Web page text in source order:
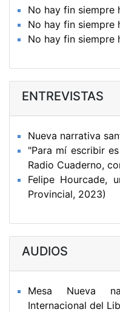
No hay fin siempre
No hay fin siempre
No hay fin siempre
ENTREVISTAS
Nueva narrativa
"Para mí escribir
Radio Cuaderno,
Felipe Hourcade,
Provincial, 2023)
AUDIOS
Mesa Nueva
Internacional del